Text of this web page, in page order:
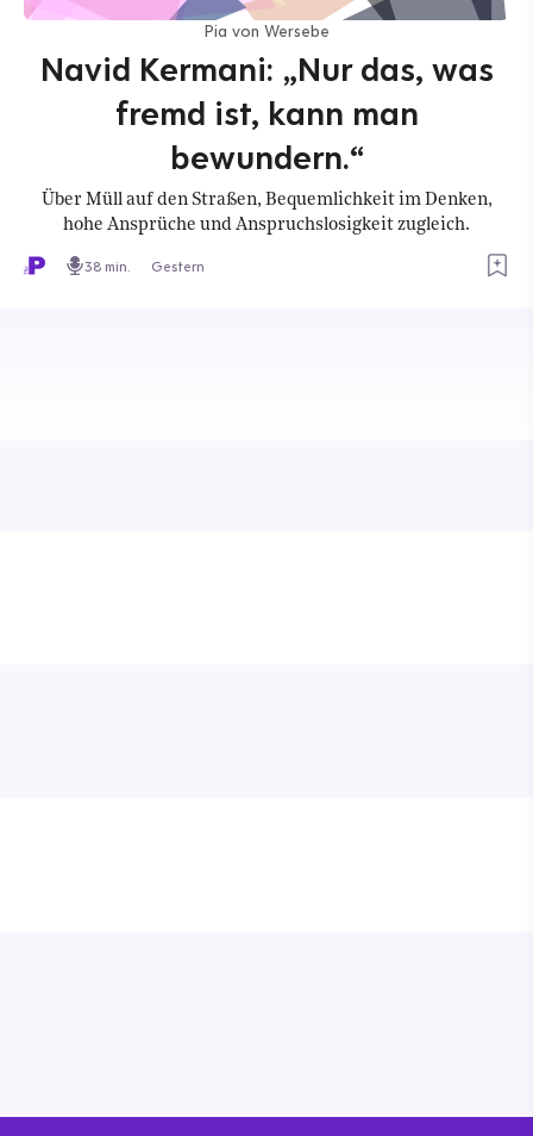
Pia von Wersebe
Navid Kermani: „Nur das, was
fremd ist, kann man
bewundern.“
Über Müll auf den Straßen, Bequemlichkeit im Denken,
hohe Ansprüche und Anspruchslosigkeit zugleich.
38 min. Gestern